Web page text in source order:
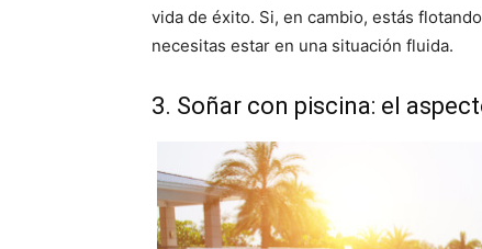
vida de éxito. Si, en cambio, estás
necesitas estar en una situación fluida.
3. Soñar con piscina: el